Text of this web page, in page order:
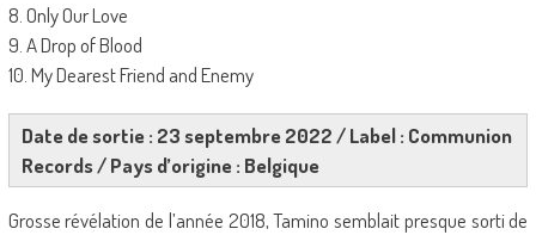
8. Only Our Love
9. A Drop of Blood
10. My Dearest Friend and Enemy
Date de sortie : 23 septembre 2022 / Label : Communion
Records / Pays d’origine : Belgique
Grosse révélation de l’année 2018, Tamino semblait presque sorti de